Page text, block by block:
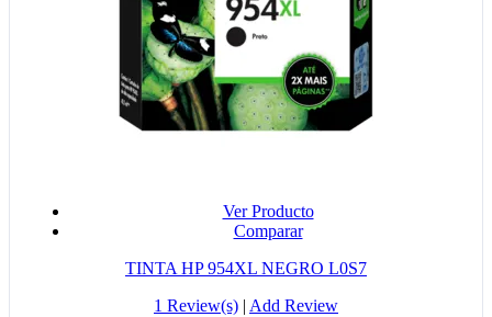
Ver Producto
Comparar
TINTA HP 954XL NEGRO L0S7
1 Review(s) | Add Review